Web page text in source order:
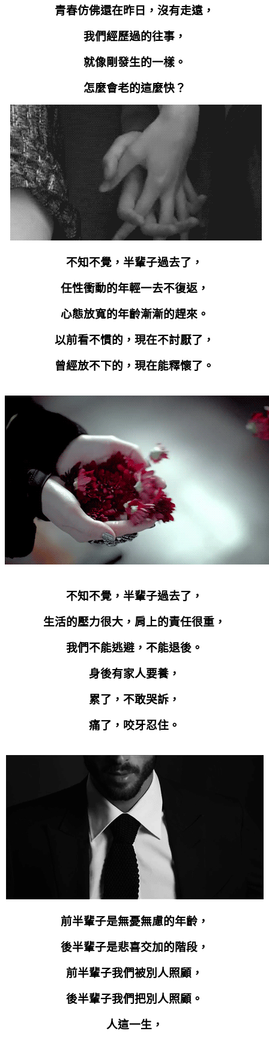
青春仿佛還在昨日，沒有走遠，
我們經歷過的往事，
就像剛發生的一樣。
怎麼會老的這麼快？
不知不覺，半輩子過去了，
任性衝動的年輕一去不復返，
心態放寬的年齡漸漸的趕來。
以前看不慣的，現在不討厭了，
曾經放不下的，現在能釋懷了。
不知不覺，半輩子過去了，
生活的壓力很大，肩上的責任很重，
我們不能逃避，不能退後。
身後有家人要養，
累了，不敢哭訴，
痛了，咬牙忍住。
前半輩子是無憂無慮的年齡，
後半輩子是悲喜交加的階段，
前半輩子我們被別人照顧，
後半輩子我們把別人照顧。
人這一生，